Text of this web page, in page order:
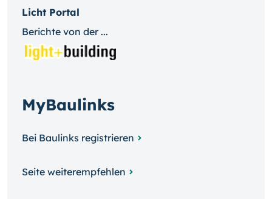
Licht Portal
Berichte von der ...
MyBaulinks
Bei Baulinks registrieren
Seite weiterempfehlen